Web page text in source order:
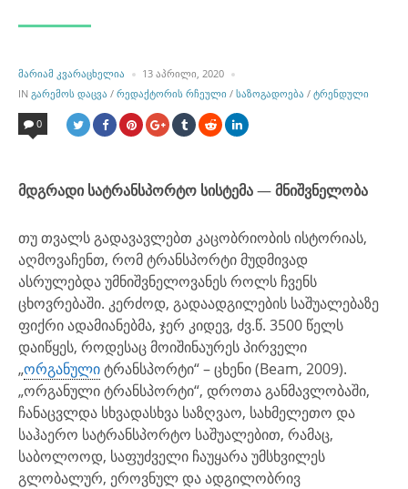
POSTED
BY
ᲛᲐᲠᲘᲐᲛ ᲙᲕᲐᲠᲐᲪᲮᲔᲚᲘᲐ
13 ᲐᲞᲠᲘᲚᲘ, 2020
IN POSTED
IN
ᲒᲐᲠᲔᲛᲝᲡ ᲓᲐᲪᲕᲐ / ᲠᲔᲓᲐᲥᲢᲝᲠᲘᲡ ᲠᲩᲔᲣᲚᲘ / ᲡᲐᲖᲝᲒᲐᲓᲝᲔᲑᲐ / ᲢᲠᲔᲜᲓᲣᲚᲘ
0
მდგრადი სატრანსპორტო სისტემა—მნიშვნელობა
თუ თვალს გადავავლებთ კაცობრიობის ისტორიას,
აღმოვაჩენთ, რომ ტრანსპორტი მუდმივად
ასრულებდა უმნიშვნელოვანეს როლს ჩვენს
ცხოვრებაში. კერძოდ, გადაადგილების საშუალებაზე
ფიქრი ადამიანებმა, ჯერ კიდევ, ძვ.წ. 3500 წელს
დაიწყეს, როდესაც მოიშინაურეს პირველი
„ორგანულიტრანსპორტი“ – ცხენი (Beam, 2009).
„ორგანული ტრანსპორტი“, დროთა განმავლობაში,
ჩანაცვლდა სხვადასხვა საზღვაო, სახმელეთო და
საჰაერო სატრანსპორტო საშუალებით, რამაც,
საბოლოოდ, საფუძველი ჩაუყარა უმსხვილეს
გლობალურ, ეროვნულ და ადგილობრივ